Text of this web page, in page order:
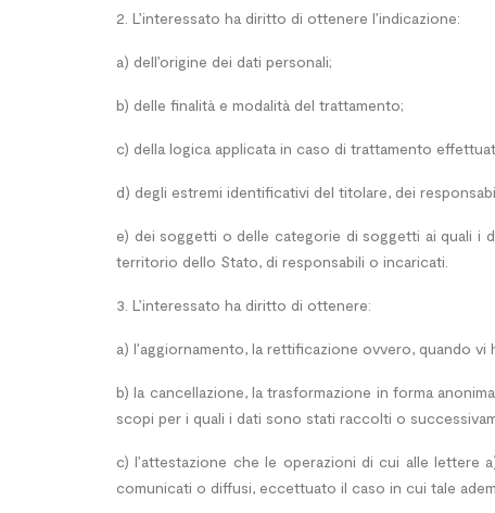
2. L’interessato ha diritto di ottenere l’indicazione:
a) dell’origine dei dati personali;
b) delle finalità e modalità del trattamento;
c) della logica applicata in caso di trattamento
d) degli estremi identificativi del titolare, dei
e) dei soggetti o delle categorie di soggetti ai quali i
territorio dello Stato, di responsabili o incaricati.
3. L’interessato ha diritto di ottenere:
a) l’aggiornamento, la rettificazione ovvero, quando vi
b) la cancellazione, la trasformazione in forma
scopi per i quali i dati sono stati raccolti o
c) l’attestazione che le operazioni di cui alle
comunicati o diffusi, eccettuato il caso in cui tale